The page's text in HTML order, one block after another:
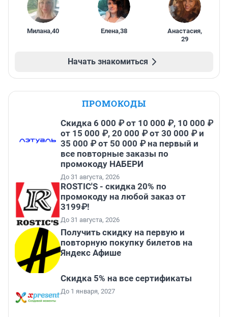
Милана,40 Елена,38 Анастасия,
29
Начать знакомиться
ПРОМОКОДЫ
Скидка 6 000 ₽ от 10 000 ₽, 10 000 ₽
от 15 000 ₽, 20 000 ₽ от 30 000 ₽ и
35 000 ₽ от 50 000 ₽ на первый и
все повторные заказы по
промокоду НАБЕРИ
До 31 августа, 2026
ROSTIC'S - скидка 20% по
промокоду на любой заказ от
3199₽!
До 31 августа, 2026
Получить скидку на первую и
повторную покупку билетов на
Яндекс Афише
Скидка 5% на все сертификаты
До 1 января, 2027